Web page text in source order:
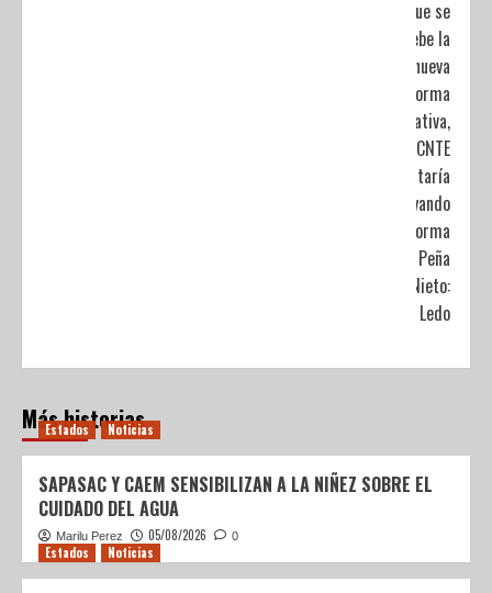
que se
apruebe la
nueva
reforma
educativa,
la CNTE
estaría
apoyando
la reforma
de Peña
Nieto:
Muñoz Ledo
Más historias
Estados Noticias
SAPASAC Y CAEM SENSIBILIZAN A LA NIÑEZ SOBRE EL
CUIDADO DEL AGUA
Marilu Perez 05/08/2026 0
Estados Noticias